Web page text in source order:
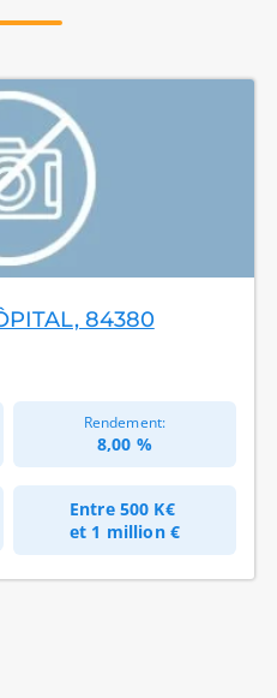
84380
Rendement:
8,00 %
Entre 500 K€
et 1 million €